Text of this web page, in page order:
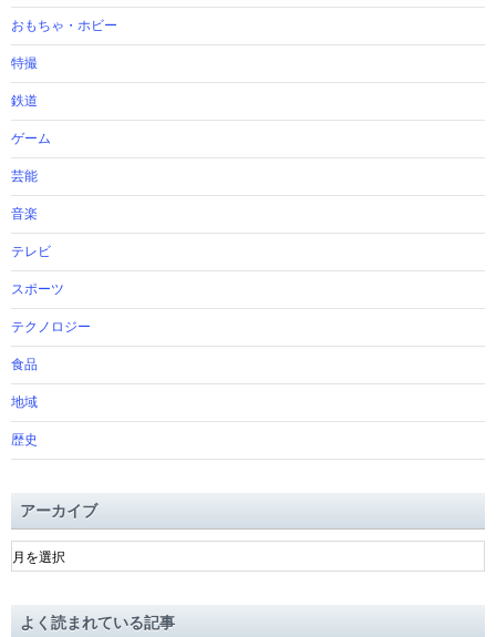
おもちゃ・ホビー
特撮
鉄道
ゲーム
芸能
音楽
テレビ
スポーツ
テクノロジー
食品
地域
歴史
アーカイブ
ア
ー
ブよく読まれている記事